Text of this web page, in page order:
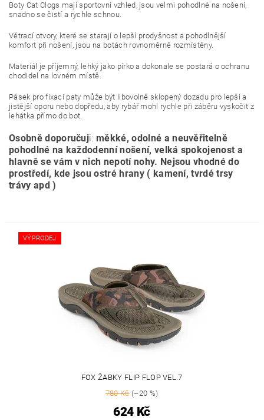
Boty Cat Clogs mají sportovní vzhled, jsou velmi pohodlné na nošení,
snadno se čistí a rychle schnou.
Větrací otvory, které se starají o lepší prodyšnost a pohodlnější
komfort při nošení, jsou na botách rovnoměrně rozmístěny.
Materiál je příjemný, lehký jako pírko a dokonale se postará o ochranu
chodidel na lovném místě.
Pásek pro fixaci paty může být libovolně sklopený dozadu pro lepší a
jistější oporu nebo dopředu, aby rybář mohl rychle při záběru vyskočit z
lehátka přímo do bot.
Osobně doporučuji:měkké, odolné a neuvěřitelně
pohodlné na každodenní nošení, velká spokojenost a
hlavně se vám v nich nepotí nohy. Nejsou vhodné do
prostředí, kde jsou ostré hrany ( kamení, tvrdé trsy
trávy apd )
VÝPRODEJ
FOX ŽABKY FLIP FLOP VEL.7
780 Kč(–20 %)
624 Kč